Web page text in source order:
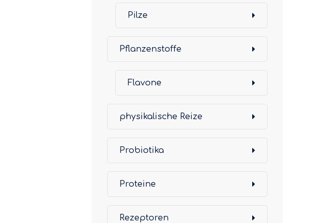
Pilze
Pflanzenstoffe
Flavone
physikalische Reize
Probiotika
Proteine
Rezeptoren